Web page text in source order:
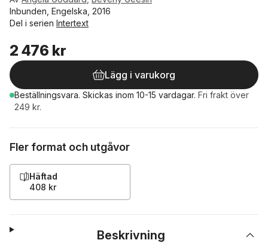
Inbunden, Engelska, 2016
Del i serien Intertext
2 476 kr
Lägg i varukorg
Beställningsvara. Skickas inom 10-15 vardagar. Fri frakt över
249 kr.
Fler format och utgåvor
Häftad
408 kr
Beskrivning